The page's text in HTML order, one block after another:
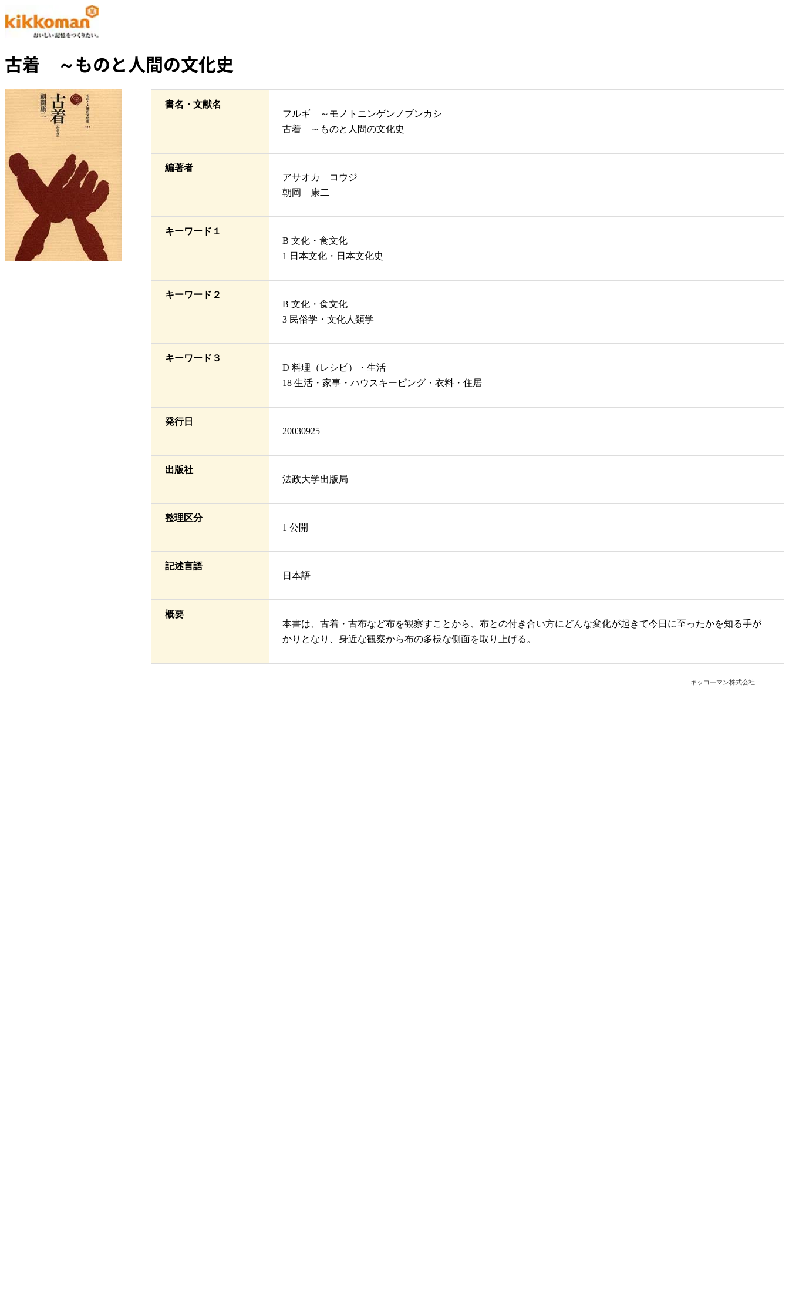
古着 ～ものと人間の文化史
書名・文献名
フルギ ～モノトニンゲンノブンカシ
古着 ～ものと人間の文化史
編著者
アサオカ コウジ
朝岡 康二
キーワード１
B 文化・食文化
1 日本文化・日本文化史
キーワード２
B 文化・食文化
3 民俗学・文化人類学
キーワード３
D 料理（レシピ）・生活
18 生活・家事・ハウスキーピング・衣料・住居
発行日
20030925
出版社
法政大学出版局
整理区分
1 公開
記述言語
日本語
概要
本書は、古着・古布など布を観察すことから、布との付き合い方にどんな変化が起きて今日に至ったかを知る手が
かりとなり、身近な観察から布の多様な側面を取り上げる。
キッコーマン株式会社